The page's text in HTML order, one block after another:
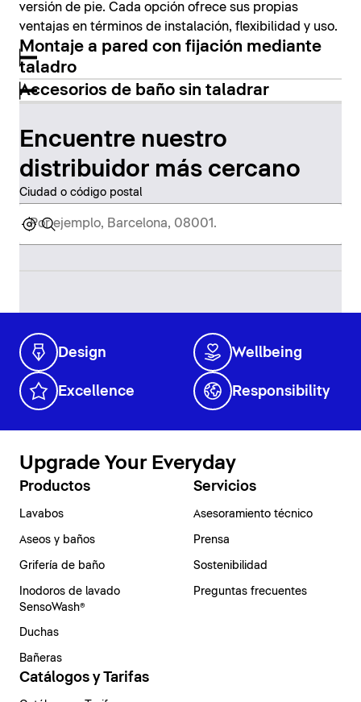
versión de pie. Cada opción ofrece sus propias
ventajas en términos de instalación, flexibilidad y uso.
Montaje a pared con fijación mediante
taladro
Accesorios de baño sin taladrar
Encuentre nuestro
distribuidor más cercano
Ciudad o código postal
Design Wellbeing
Excellence Responsibility
Upgrade Your Everyday
Productos
Lavabos
Aseos y baños
Grifería de baño
Inodoros de lavado
SensoWash®
Duchas
Bañeras
Servicios
Asesoramiento técnico
Prensa
Sostenibilidad
Preguntas frecuentes
Catálogos y Tarifas